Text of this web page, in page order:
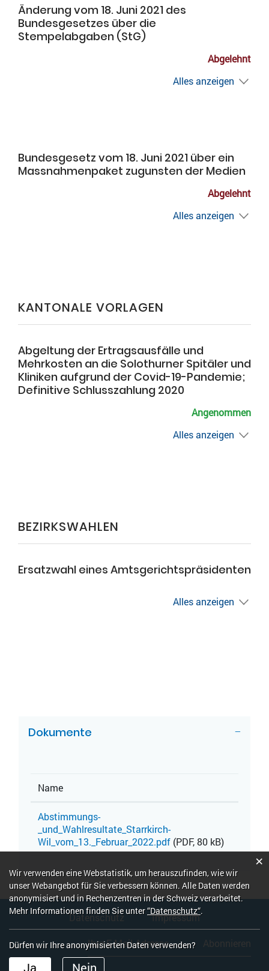
Änderung vom 18. Juni 2021 des
Bundesgesetzes über die
Stempelabgaben (StG)
Abgelehnt
Alles anzeigen
Bundesgesetz vom 18. Juni 2021 über ein
Massnahmenpaket zugunsten der Medien
Abgelehnt
Alles anzeigen
KANTONALE VORLAGEN
Abgeltung der Ertragsausfälle und
Mehrkosten an die Solothurner Spitäler und
Kliniken aufgrund der Covid-19-Pandemie;
Definitive Schlusszahlung 2020
Angenommen
Alles anzeigen
BEZIRKSWAHLEN
Ersatzwahl eines Amtsgerichtspräsidenten
Alles anzeigen
Dokumente
Name
Abstimmungs-
_und_Wahlresultate_Starrkirch-
Wil_vom_13._Februar_2022.pdf (PDF, 80 kB)
FusszeileDatenschutz Impressum
Abonnieren
Webstatistik
Wir verwenden eine Webstatistik, um herauszufinden, wie wir
unser Webangebot für Sie verbessern können. Alle Daten werden
anonymisiert und in Rechenzentren in der Schweiz verarbeitet.
Mehr Informationen finden Sie unter“Datenschutz“.
Dürfen wir Ihre anonymisierten Daten verwenden?
Ja Nein
×